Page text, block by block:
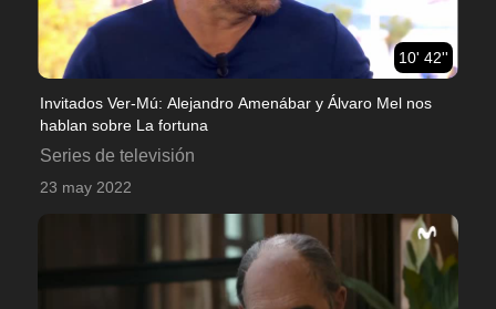
10' 42''
Invitados Ver-Mú: Alejandro Amenábar y Álvaro Mel nos
hablan sobre La fortuna
Series de televisión
23 may 2022